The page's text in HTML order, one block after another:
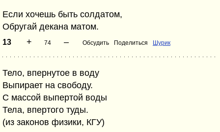
Если хочешь быть солдатом,
Обругай декана матом.
13 + 74 – Обсудить Поделиться Шурик
Тело, впернутое в воду
Выпирает на свободу.
С массой выпертой воды
Тела, впертого туды.
(из законов физики, КГУ)